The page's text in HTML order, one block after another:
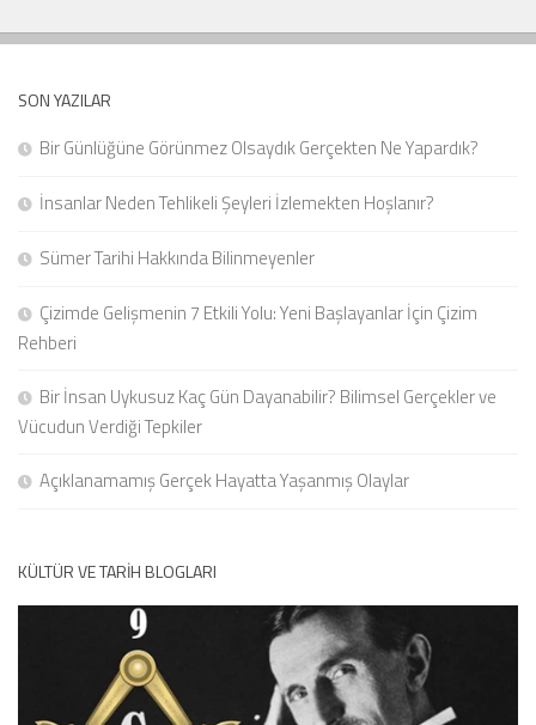
SON YAZILAR
Bir Günlüğüne Görünmez Olsaydık Gerçekten Ne Yapardık?
İnsanlar Neden Tehlikeli Şeyleri İzlemekten Hoşlanır?
Sümer Tarihi Hakkında Bilinmeyenler
Çizimde Gelişmenin 7 Etkili Yolu: Yeni Başlayanlar İçin Çizim
Rehberi
Bir İnsan Uykusuz Kaç Gün Dayanabilir? Bilimsel Gerçekler ve
Vücudun Verdiği Tepkiler
Açıklanamamış Gerçek Hayatta Yaşanmış Olaylar
KÜLTÜR VE TARIH BLOGLARI